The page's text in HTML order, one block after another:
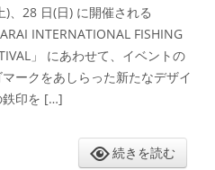
)、28 日(日) に開催される
INTERNATIONAL FISHING
」 にあわせて、イベントの
マークをあしらった新たなデザイ
鉄印を […]
続きを読む